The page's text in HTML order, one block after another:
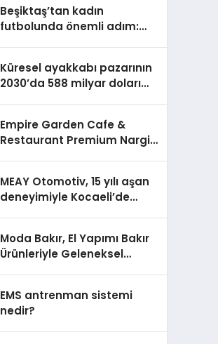
Beşiktaş’tan kadın
futbolunda önemli adım:
Gündoğdu kulüp hafızasını
geleceğe taşıyacak
Küresel ayakkabı pazarının
2030’da 588 milyar doları
Empire Garden Cafe &
Restaurant Premium Nargile
MEAY Otomotiv, 15 yılı aşan
deneyimiyle Kocaeli’de
Moda Bakır, El Yapımı Bakır
Ürünleriyle Geleneksel
EMS antrenman sistemi
nedir?